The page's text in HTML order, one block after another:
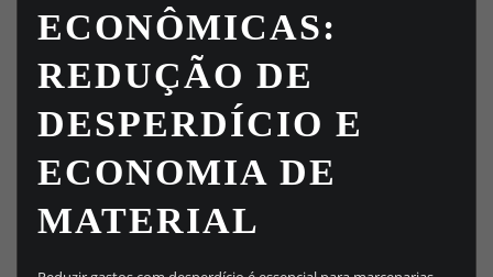
ECONÔMICAS:
REDUÇÃO DE
DESPERDÍCIO E
ECONOMIA DE
MATERIAL